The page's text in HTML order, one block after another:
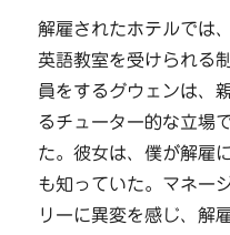
解雇されたホテルでは
英語教室を受けられる
員をするグウェンは、
るチューター的な立場
た。彼女は、僕が解雇
も知っていた。マネー
リーに異変を感じ、解